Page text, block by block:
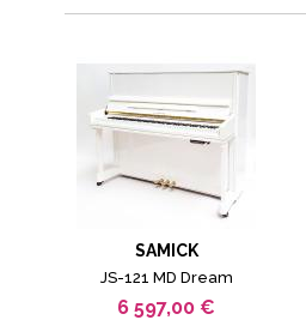
SAMICK
JS-121 MD Dream
6 597,00 €